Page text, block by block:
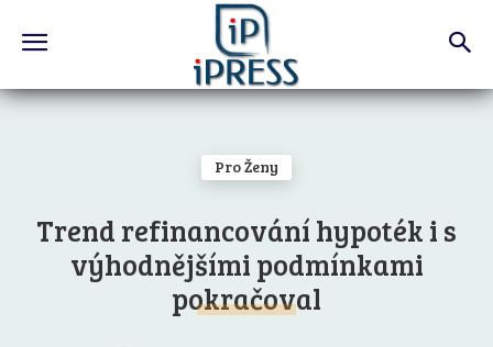
Pro Ženy
Trend refinancování hypoték i s
výhodnějšími podmínkami
pokračoval